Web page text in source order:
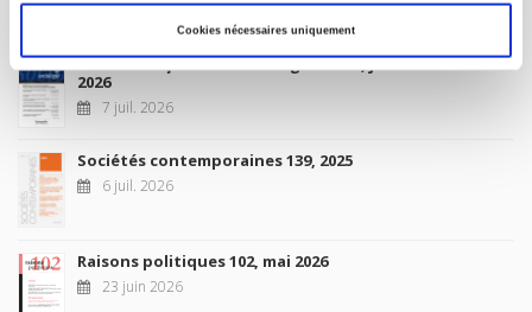
Cookies nécessaires uniquement
10 juil. 2026
Revue française de sociologie 66 3/4, juillet-décembre
2026
7 juil. 2026
Sociétés contemporaines 139, 2025
6 juil. 2026
Raisons politiques 102, mai 2026
23 juin 2026